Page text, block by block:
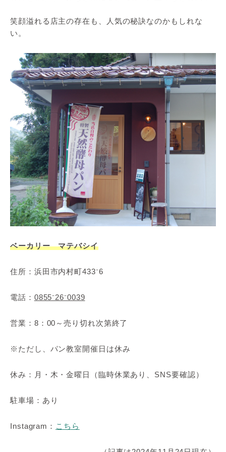
笑顔溢れる店主の存在も、人気の秘訣なのかもしれな
い。
ベーカリー マテバシイ
住所：浜田市内村町433⁻6
電話： 0855⁻26⁻0039
営業：8：00～売り切れ次第終了
※ただし、パン教室開催日は休み
休み：月・木・金曜日（臨時休業あり、SNS要確認）
駐車場：あり
Instagram： こちら